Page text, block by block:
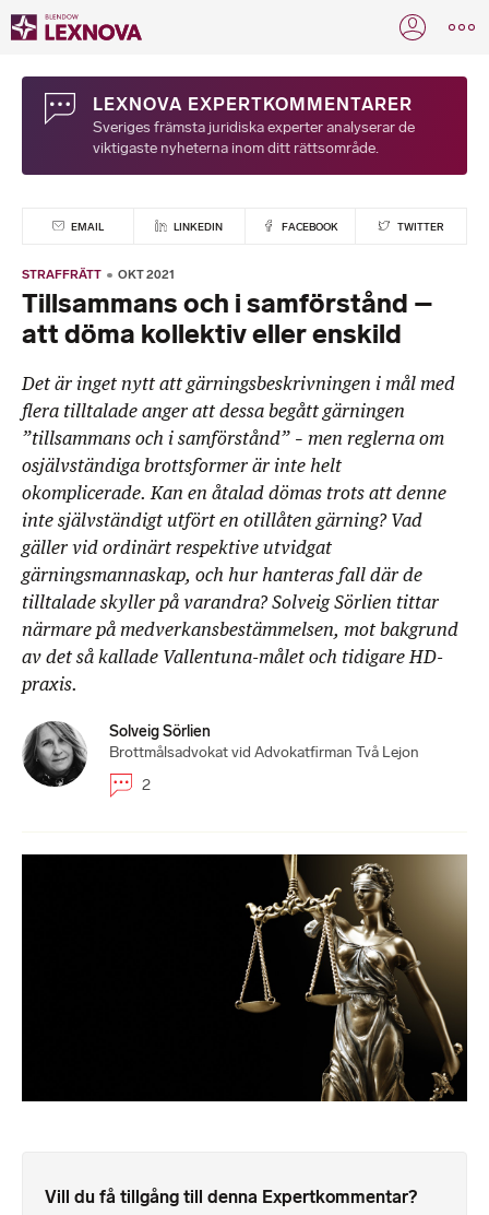
LEXNOVA EXPERTKOMMENTARER
Sveriges främsta juridiska experter analyserar de
viktigaste nyheterna inom ditt rättsområde.
EMAIL LINKEDIN FACEBOOK TWITTER
STRAFFRÄTT OKT 2021
Tillsammans och i samförstånd –
att döma kollektiv eller enskild
Det är inget nytt att gärningsbeskrivningen i mål med
flera tilltalade anger att dessa begått gärningen
”tillsammans och i samförstånd” – men reglerna om
osjälvständiga brottsformer är inte helt
okomplicerade. Kan en åtalad dömas trots att denne
inte självständigt utfört en otillåten gärning? Vad
gäller vid ordinärt respektive utvidgat
gärningsmannaskap, och hur hanteras fall där de
tilltalade skyller på varandra? Solveig Sörlien tittar
närmare på medverkansbestämmelsen, mot bakgrund
av det så kallade Vallentuna-målet och tidigare HD-
praxis.
Solveig Sörlien
Brottmålsadvokat vid Advokatfirman Två Lejon
2
Vill du få tillgång till denna Expertkommentar?